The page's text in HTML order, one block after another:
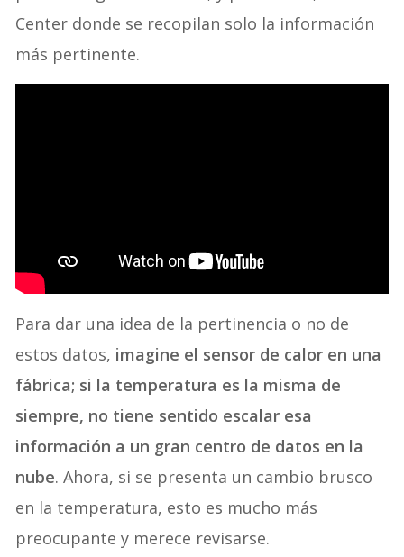
procesa algunos de ellos, y por último, un Data
Center donde se recopilan solo la información
Para dar una idea de la pertinencia o no de
estos datos,
imagine el sensor de calor en una
fábrica; si la temperatura es la misma de
siempre, no tiene sentido escalar esa
información a un gran centro de datos en la
nube
. Ahora, si se presenta un cambio brusco